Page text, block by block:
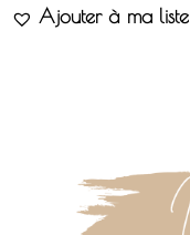
Ajouter à ma liste